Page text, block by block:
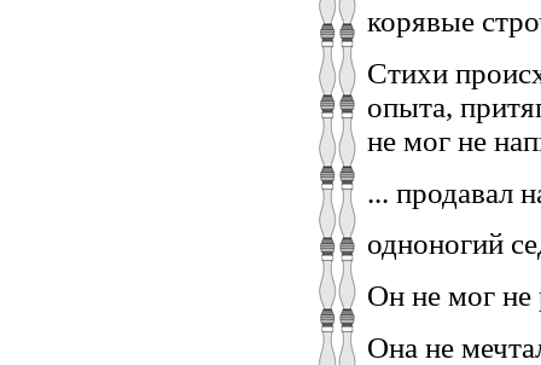
корявые
Стихи
опыта,
не мог не
... продавал
одноногий
Он не мог не
Она не